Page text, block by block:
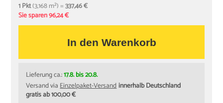
1 Pkt(3,168 m²) =337,46 €
Sie sparen 96,24 €
In den Warenkorb
Lieferung ca.:17.8. bis 20.8.
Versand viaEinzelpaket-Versandinnerhalb Deutschland
gratis ab 100,00 €